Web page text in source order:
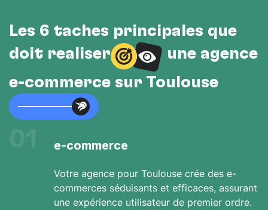
Les 6 tâches principales que
doit réaliser
une agence
e-commerce sur Toulouse
e-commerce
Votre agence pour Toulouse crée des e-
commerces séduisants et efficaces, assurant
une expérience utilisateur de premier ordre.